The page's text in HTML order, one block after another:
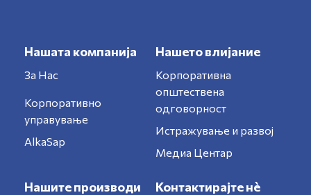
Нашата компанија
За Нас
Корпоративно
управување
AlkaSap
Нашето влијание
Корпоративна
општествена
одговорност
Истражување и развој
Медиа Центар
Нашите производи Контактирајте нè